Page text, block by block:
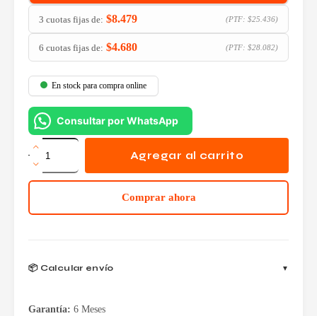
3 cuotas fijas de: $8.479 (PTF: $25.436)
6 cuotas fijas de: $4.680 (PTF: $28.082)
En stock para compra online
Consultar por WhatsApp
Botella
de
Tinta
Epson
Cyan
Agregar al carrito
Comprar ahora
📦 Calcular envío
Garantía: 6 Meses